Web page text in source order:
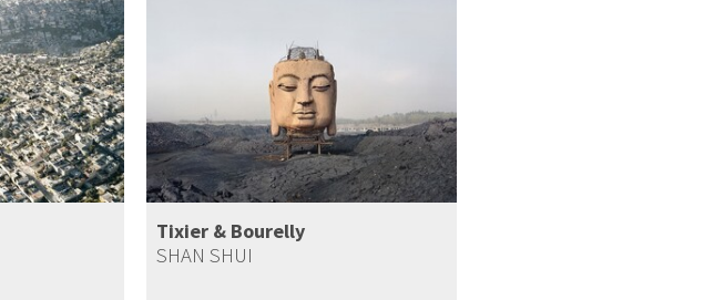
Tixier & Bourelly
SHAN SHUI